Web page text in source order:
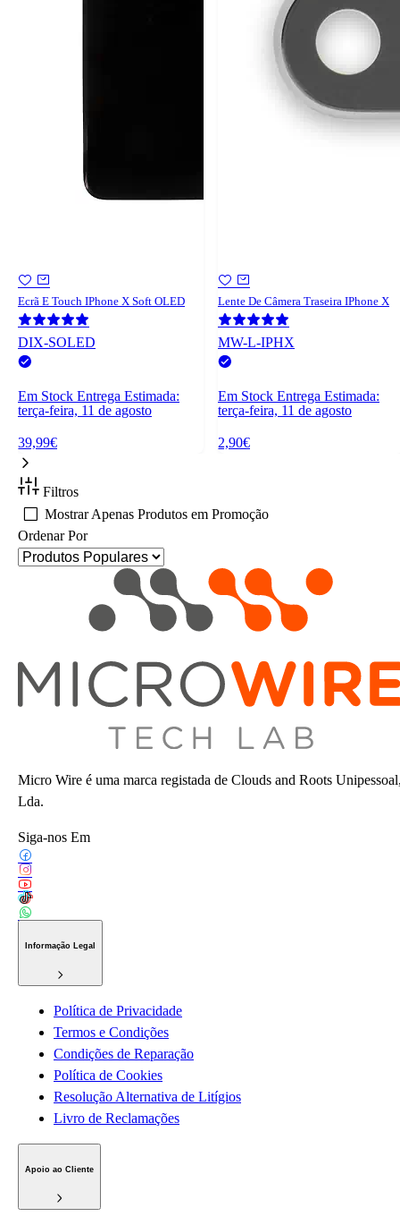
Ecrã E Touch IPhone X Soft OLED
DIX-SOLED
Em Stock Entrega Estimada:
terça-feira, 11 de agosto
39,99€
Lente De Câmera Traseira IPhone X
MW-L-IPHX
Em Stock Entrega Estimada:
terça-feira, 11 de agosto
2,90€
Filtros
Mostrar Apenas Produtos em Promoção
Ordenar Por
Micro Wire é uma marca registada de Clouds and Roots
Lda.
Siga-nos Em
Informação Legal
Política de Privacidade
Termos e Condições
Condições de Reparação
Política de Cookies
Resolução Alternativa de Litígios
Livro de Reclamações
Apoio ao Cliente